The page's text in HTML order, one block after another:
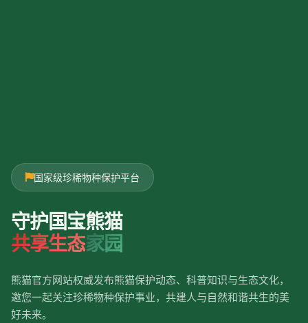
国家级珍稀物种保护平台
守护国宝熊猫
共享生态家园
熊猫官方网站权威发布熊猫保护动态、科普知识与生态文化，
邀您一起关注珍稀物种保护事业，共建人与自然和谐共生的美
好未来。